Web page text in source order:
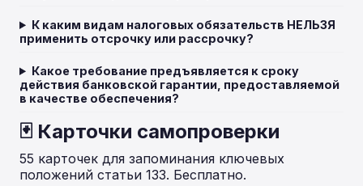
К каким видам налоговых обязательств НЕЛЬЗЯ
применить отсрочку или рассрочку?
Какое требование предъявляется к сроку
действия банковской гарантии, предоставляемой
в качестве обеспечения?
🃏 Карточки самопроверки
55 карточек для запоминания ключевых
положений статьи 133. Бесплатно.